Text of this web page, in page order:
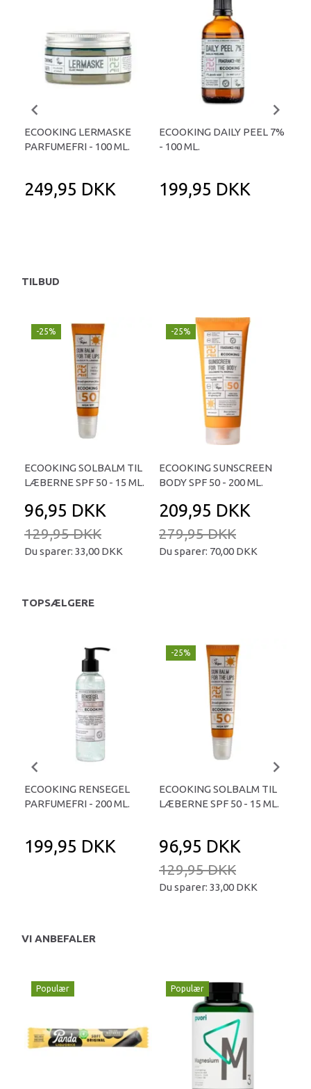
ECOOKING LERMASKE
PARFUMEFRI - 100 ML.
249,95 DKK
ECOOKING DAILY PEEL 7%
- 100 ML.
199,95 DKK
TILBUD
-25%
ECOOKING SOLBALM TIL
LÆBERNE SPF 50 - 15 ML.
96,95 DKK
129,95 DKK
Du sparer: 33,00 DKK
-25%
ECOOKING SUNSCREEN
BODY SPF 50 - 200 ML.
209,95 DKK
279,95 DKK
Du sparer: 70,00 DKK
TOPSÆLGERE
ECOOKING RENSEGEL
PARFUMEFRI - 200 ML.
199,95 DKK
-25%
ECOOKING SOLBALM TIL
LÆBERNE SPF 50 - 15 ML.
96,95 DKK
129,95 DKK
Du sparer: 33,00 DKK
VI ANBEFALER
Populær Populær